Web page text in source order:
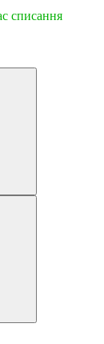
списання